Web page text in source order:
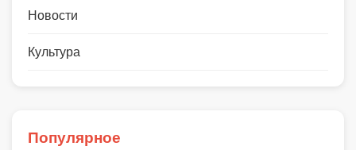
Новости
Культура
Популярное